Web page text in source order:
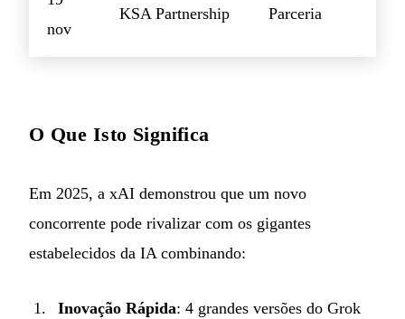
nov
KSA Partnership Parceria
O Que Isto Significa
Em 2025, a xAI demonstrou que um novo
concorrente pode rivalizar com os gigantes
estabelecidos da IA combinando:
Inovação Rápida: 4 grandes versões do Grok